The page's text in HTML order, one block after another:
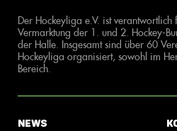
Der Hockeyliga e.V. ist
Vermarktung der 1. und 2. Hockey-
der Halle. Insgesamt sind über 60
Hockeyliga organisiert, sowohl im
Bereich.
News